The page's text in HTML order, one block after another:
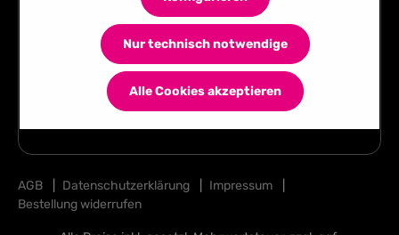
AGB Datenschutzerklärung Impressum
Bestellung widerrufen
Nur technisch notwendige
Alle Cookies akzeptieren